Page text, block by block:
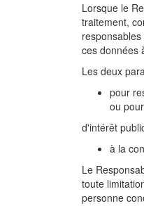
Lorsque le
traitement,
ces données
Les deux
pour
ou
d'intérêt
à la
Le
toute
personne